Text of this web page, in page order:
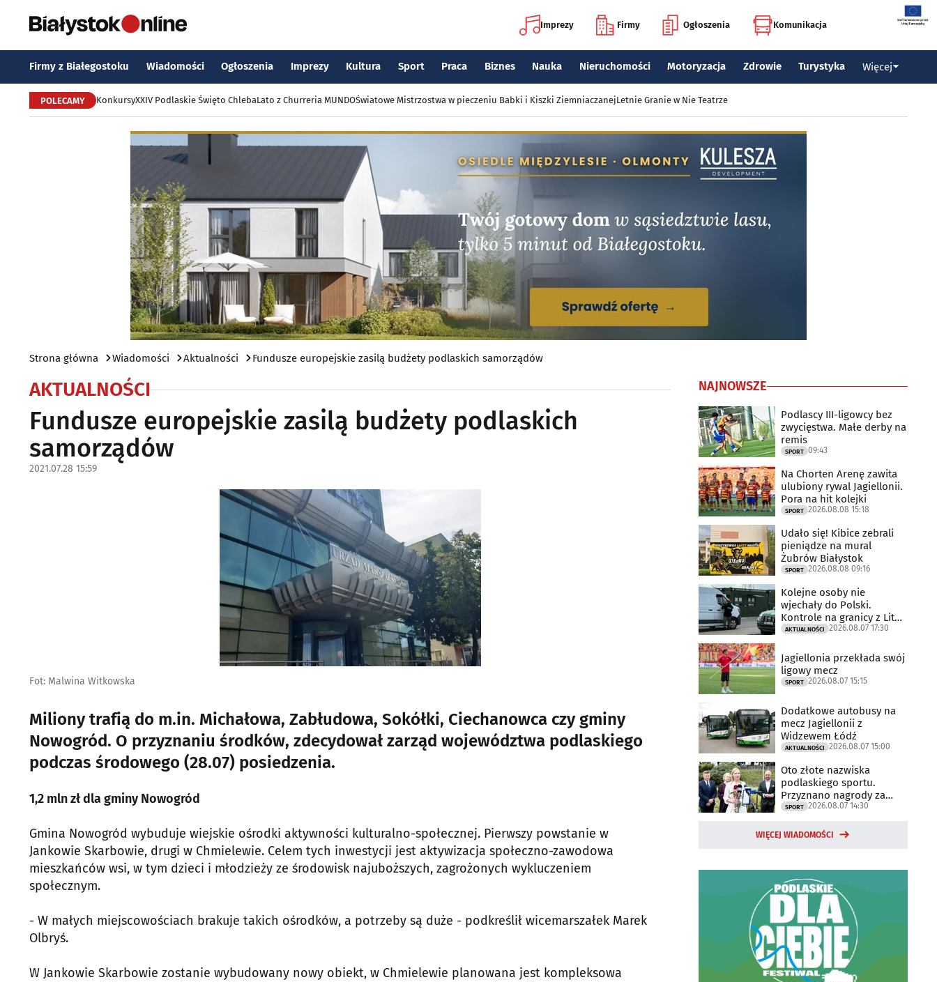
Imprezy Firmy Ogłoszenia Komunikacja
Firmy z Białegostoku Wiadomości Ogłoszenia Imprezy Kultura Sport Praca Biznes Nauka Nieruchomości Motoryzacja Zdrowie Turystyka Więcej
POLECAMY KonkursyXXIV Podlaskie Święto ChlebaLato z Churreria MUNDOŚwiatowe Mistrzostwa w pieczeniu Babki i Kiszki ZiemniaczanejLetnie Granie w Nie Teatrze
Strona główna Wiadomości Aktualności Fundusze europejskie zasilą budżety podlaskich samorządów
AKTUALNOŚCI
Fundusze europejskie zasilą budżety podlaskich
samorządów
2021.07.28 15:59
Fot: Malwina Witkowska
Miliony trafią do m.in. Michałowa, Zabłudowa, Sokółki, Ciechanowca czy gminy
Nowogród. O przyznaniu środków, zdecydował zarząd województwa podlaskiego
podczas środowego (28.07) posiedzenia.
1,2 mln zł dla gminy Nowogród
Gmina Nowogród wybuduje wiejskie ośrodki aktywności kulturalno-społecznej. Pierwszy powstanie w
Jankowie Skarbowie, drugi w Chmielewie. Celem tych inwestycji jest aktywizacja społeczno-zawodowa
mieszkańców wsi, w tym dzieci i młodzieży ze środowisk najuboższych, zagrożonych wykluczeniem
społecznym.
- W małych miejscowościach brakuje takich ośrodków, a potrzeby są duże - podkreślił wicemarszałek Marek
Olbryś.
W Jankowie Skarbowie zostanie wybudowany nowy obiekt, w Chmielewie planowana jest kompleksowa
NAJNOWSZE
Podlascy III-ligowcy bez
zwycięstwa. Małe derby na
remis
SPORT 09:43
Na Chorten Arenę zawita
ulubiony rywal Jagiellonii.
Pora na hit kolejki
SPORT 2026.08.08 15:18
Udało się! Kibice zebrali
pieniądze na mural
Żubrów Białystok
SPORT 2026.08.08 09:16
Kolejne osoby nie
wjechały do Polski.
Kontrole na granicy z Litwą
trwają
AKTUALNOŚCI 2026.08.07 17:30
Jagiellonia przekłada swój
ligowy mecz
SPORT 2026.08.07 15:15
Dodatkowe autobusy na
mecz Jagiellonii z
Widzewem Łódź
AKTUALNOŚCI 2026.08.07 15:00
Oto złote nazwiska
podlaskiego sportu.
Przyznano nagrody za
2025 rok
SPORT 2026.08.07 14:30
WIĘCEJ WIADOMOŚCI